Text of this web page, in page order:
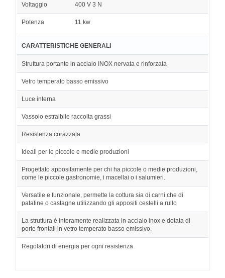
Voltaggio 400 V 3 N
Potenza 11 kw
CARATTERISTICHE GENERALI
Struttura portante in acciaio INOX nervata e rinforzata
Vetro temperato basso emissivo
Luce interna
Vassoio estraibile raccolta grassi
Resistenza corazzata
Ideali per le piccole e medie produzioni
Progettato appositamente per chi ha piccole o medie produzioni,
come le piccole gastronomie, i macellai o i salumieri.
Versatile e funzionale, permette la cottura sia di carni che di
patatine o castagne utilizzando gli appositi cestelli a rullo
La struttura è interamente realizzata in acciaio inox e dotata di
porte frontali in vetro temperato basso emissivo.
Regolatori di energia per ogni resistenza